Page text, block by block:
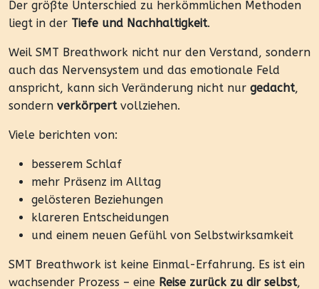
Der größte Unterschied zu herkömmlichen Methoden
liegt in der Tiefe und Nachhaltigkeit.
Weil SMT Breathwork nicht nur den Verstand, sondern
auch das Nervensystem und das emotionale Feld
anspricht, kann sich Veränderung nicht nur gedacht,
sondern verkörpertvollziehen.
Viele berichten von:
besserem Schlaf
mehr Präsenz im Alltag
gelösteren Beziehungen
klareren Entscheidungen
und einem neuen Gefühl von Selbstwirksamkeit
SMT Breathwork ist keine Einmal-Erfahrung. Es ist ein
wachsender Prozess – eine Reise zurück zu dir selbst,